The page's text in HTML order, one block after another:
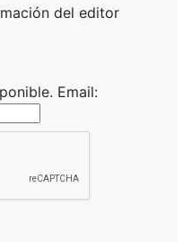
del editor
Email: